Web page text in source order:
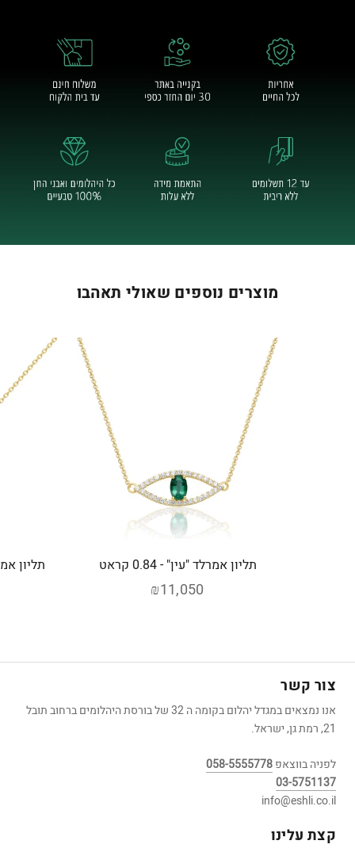
מוצרים נוספים שאולי תאהבו
תליון אמרלד "עין" - 0.84 קראט
₪11,050
צור קשר
אנו נמצאים במגדל יהלום בקומה ה 32 של בורסת היהלומים ברחוב תובל
21, רמת גן, ישראל.
לפניה בווצאפ058-5555778
03-5751137
info@eshli.co.il
קצת עלינו